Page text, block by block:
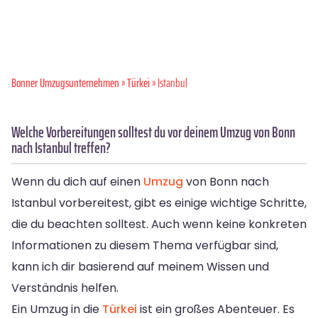
Bonner Umzugsunternehmen»Türkei» Istanbul
Welche Vorbereitungen solltest du vor deinem Umzug von Bonn
nach Istanbul treffen?
Wenn du dich auf einen Umzug von Bonn nach
Istanbul vorbereitest, gibt es einige wichtige Schritte,
die du beachten solltest. Auch wenn keine konkreten
Informationen zu diesem Thema verfügbar sind,
kann ich dir basierend auf meinem Wissen und
Verständnis helfen.
Ein Umzug in die Türkei ist ein großes Abenteuer. Es